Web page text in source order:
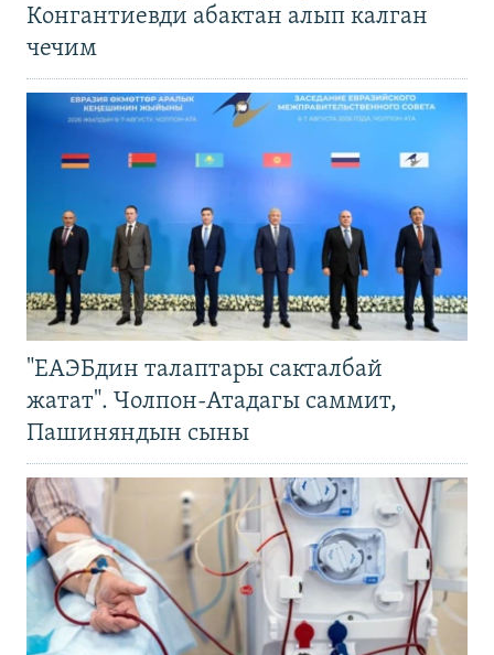
Конгантиевди абактан алып калган
чечим
"ЕАЭБдин талаптары сакталбай
жатат". Чолпон-Атадагы саммит,
Пашиняндын сыны